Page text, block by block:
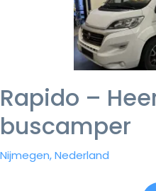
Rapido –
buscamper
Nijmegen, Nederland